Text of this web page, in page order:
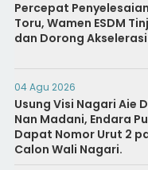
Percepat
Toru, Wamen ESDM
dan Dorong
04 Agu 2026
Usung Visi Nagari Aie
Nan Madani, Endara
Dapat Nomor Urut 2
Calon Wali Nagari.